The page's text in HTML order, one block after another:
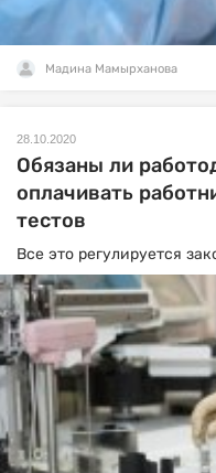
Мадина Мамырханова
28.10.2020
Обязаны ли
оплачивать
тестов
Все это регулируется